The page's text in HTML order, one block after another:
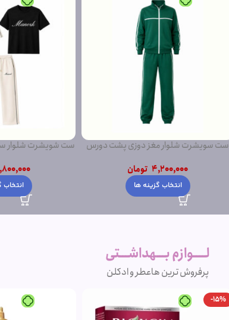
ست سویشرت شلوار مغز دوزی پشت دورس
4,200,000 تومان
انتخاب گزینه ها
ست شویشرت شلوار
انتخاب
لــــوازم بـــهداشـــتی
پرفروش ترین هاعطر و ادکلن
-15%